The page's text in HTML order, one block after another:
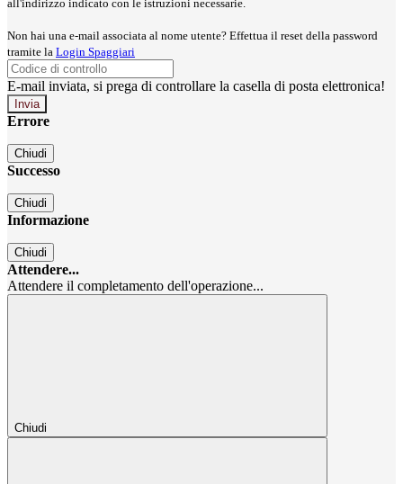
all'indirizzo indicato con le istruzioni necessarie.
Non hai una e-mail associata al nome utente? Effettua il reset della password
tramite la Login Spaggiari
E-mail inviata, si prega di controllare la casella di posta elettronica!
Errore
Chiudi
Successo
Chiudi
Informazione
Chiudi
Attendere...
Attendere il completamento dell'operazione...
Chiudi